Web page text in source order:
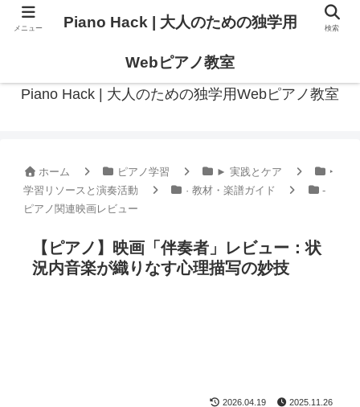
Piano Hack | 大人のための独学用Webピアノ教室
ホーム ピアノ学習 ► 実践とケア
‣
学習リソースと演奏活動
· 教材・楽譜ガイド
-
ピアノ関連映画レビュー
【ピアノ】映画「伴奏者」レビュー：状
況内音楽が織りなす心理描写の妙技
2026.04.19 2025.11.26
メニュー Piano Hack | 大人のための独学用
Webピアノ教室
検索